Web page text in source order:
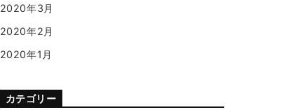
2020年3月
2020年2月
2020年1月
カテゴリー